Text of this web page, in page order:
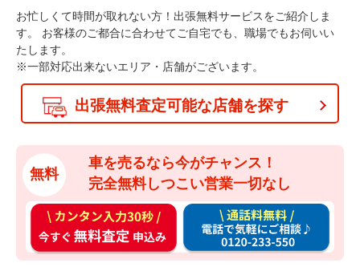
お忙しくて時間が取れない方！出張無料サービスをご紹介しま
す。
お客様のご都合に合わせてご自宅でも、職場でもお伺いい
たします。
※一部対応出来ないエリア・店舗がございます。
出張無料査定可能な店舗を探す
無料
車を売るなら今がチャンス！
完全無料しつこい営業一切なし
カ
ン
タ
通
料